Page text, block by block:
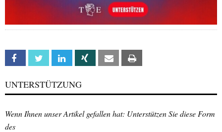
Facebook Twitter Linkedin Xing Email
UNTERSTÜTZUNG
Wenn Ihnen unser Artikel gefallen hat: Unterstützen Sie diese Form
des